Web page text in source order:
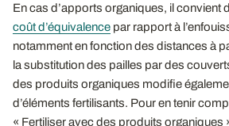
En cas d’apports organiques, il convient
coût d’équivalence par rapport à
notamment en fonction des distances à
la substitution des pailles par des
des produits organiques modifie
d’éléments fertilisants. Pour en tenir
« Fertiliser avec des produits organiques